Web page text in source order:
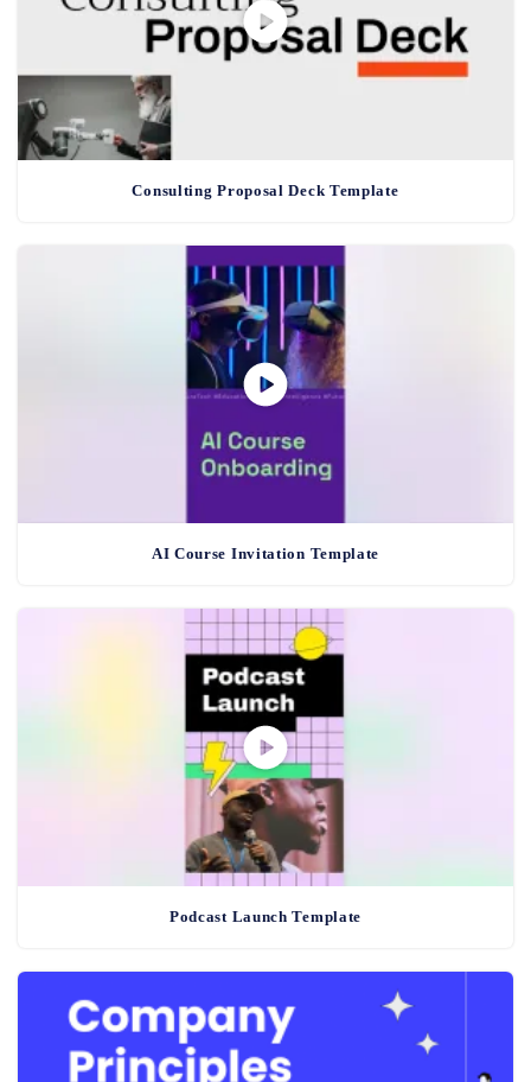
Consulting Proposal Deck Template
AI Course Invitation Template
Podcast Launch Template